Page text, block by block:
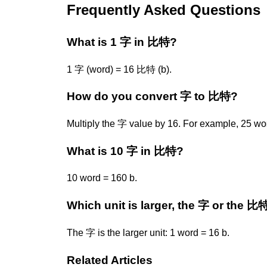
Frequently Asked Questions
What is 1 字 in 比特?
1 字 (word) = 16 比特 (b).
How do you convert 字 to 比特?
Multiply the 字 value by 16. For example, 25
What is 10 字 in 比特?
10 word = 160 b.
Which unit is larger, the 字 or the 比
The 字 is the larger unit: 1 word = 16 b.
Related Articles